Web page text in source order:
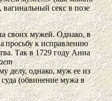
секс в позе
своих мужей. Однако, в
просьбу к исправлению
Так в 1729 году Анна
делу, однако, муж ее из
(обвинение мужа в